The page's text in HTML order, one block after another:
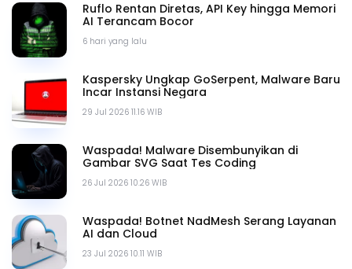
6 hari yang lalu
Ruflo Rentan Diretas, API Key hingga Memori
AI Terancam Bocor
29 Jul 2026 11.16 WIB
Kaspersky Ungkap GoSerpent, Malware Baru
Incar Instansi Negara
26 Jul 2026 10.26 WIB
Waspada! Malware Disembunyikan di
Gambar SVG Saat Tes Coding
23 Jul 2026 10.11 WIB
Waspada! Botnet NadMesh Serang Layanan
AI dan Cloud